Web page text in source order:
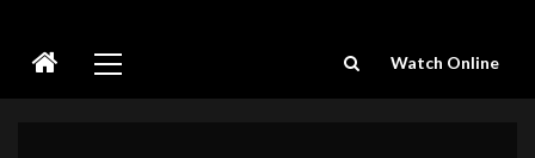
Menu
Watch Online